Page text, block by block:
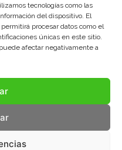
tecnologías como las
del dispositivo. El
procesar datos como el
únicas en este sitio.
afectar negativamente a